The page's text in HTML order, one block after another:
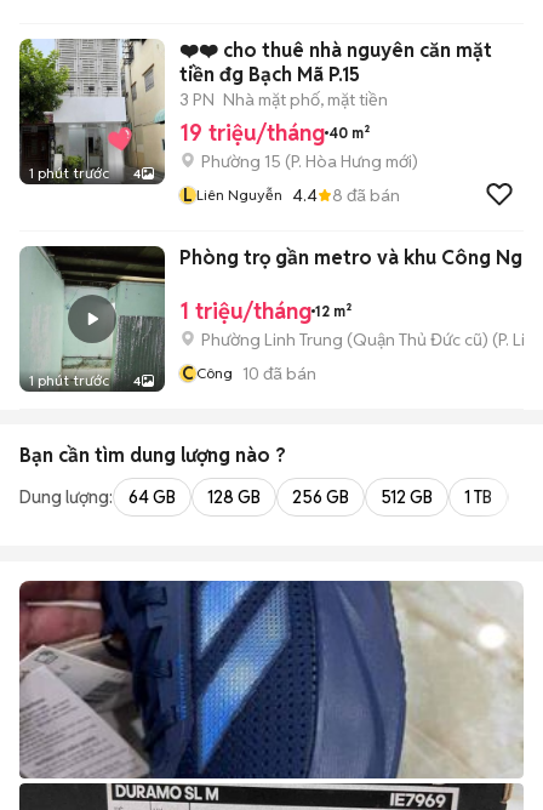
1 phút trước 4
❤️❤️ cho thuê nhà nguyên căn mặt
tiền đg Bạch Mã P.15
3 PN Nhà mặt phố, mặt tiền
19 triệu/tháng 40 m²
Phường 15 (P. Hòa Hưng mới)
L Liên Nguyễn 4.4 8 đã bán
1 phút trước 4
Phòng trọ gần metro và khu Công
1 triệu/tháng 12 m²
Phường Linh Trung (Quận Thủ Đức cũ) (P.
CCông 10 đã bán
Bạn cần tìm dung lượng nào ?
Dung lượng: 64 GB 128 GB 256 GB 512 GB 1 TB